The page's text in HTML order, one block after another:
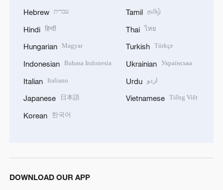
Hebrew עברית
Hindi हिन्दी
Hungarian Magyar
Indonesian Bahasa Indonesia
Italian Italiano
Japanese 日本語
Korean 한국어
Tamil தமிழ்
Thai ไทย
Turkish Türkçe
Ukrainian Українська
Urdu اردو
Vietnamese Tiếng Việt
DOWNLOAD OUR APP